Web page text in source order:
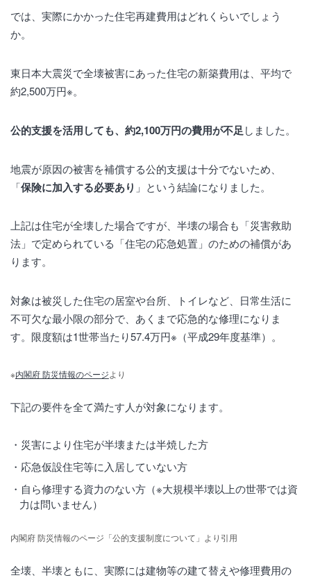
では、実際にかかった住宅再建費用はどれくらいでしょう
か。
東日本大震災で全壊被害にあった住宅の新築費用は、平均で
約2,500万円※。
公的支援を活用しても、約2,100万円の費用が不足しました。
地震が原因の被害を補償する公的支援は十分でないため、
「保険に加入する必要あり 」という結論になりました。
上記は住宅が全壊した場合ですが、半壊の場合も「災害救助
法」で定められている「住宅の応急処置」のための補償があ
ります。
対象は被災した住宅の居室や台所、トイレなど、日常生活に
不可欠な最小限の部分で、あくまで応急的な修理になりま
す。限度額は1世帯当たり57.4万円※（平成29年度基準）。
※内閣府 防災情報のページより
下記の要件を全て満たす人が対象になります。
災害により住宅が半壊または半焼した方
応急仮設住宅等に入居していない方
自ら修理する資力のない方（※大規模半壊以上の世帯では資
力は問いません）
内閣府 防災情報のページ「公的支援制度について」より引用
全壊、半壊ともに、実際には建物等の建て替えや修理費用の